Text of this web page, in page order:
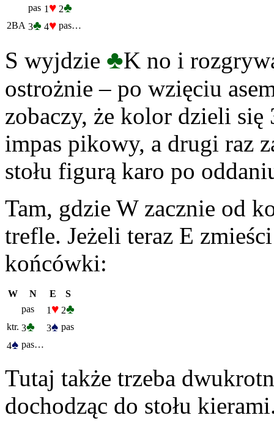
pas 1 ♥ 2♣
2BA 3♣ 4♥ pas…
S wyjdzie ♣K no i
ostrożnie – po wzięciu
zobaczy, że kolor dzieli się
impas pikowy, a drugi raz
stołu figurą karo po
Tam, gdzie W zacznie od
trefle. Jeżeli teraz E
końcówki:
W N E
S
pas
1 ♥ 2♣
ktr. 3♣ 3♠ pas
4♠ pas…
Tutaj także trzeba
dochodząc do stołu